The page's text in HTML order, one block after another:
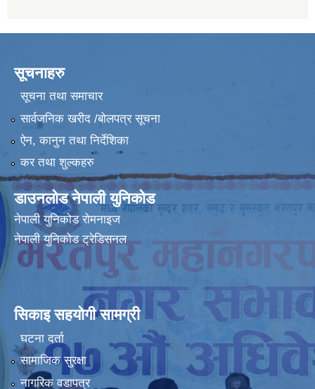
सूचनाहरु
सूचना तथा समाचार
सार्वजनिक खरीद /बोलपत्र सूचना
ऐन, कानुन तथा निर्देशिका
कर तथा शुल्कहरु
डाउनलोड नेपाली युनिकोड
नेपाली युनिकोड रोमनाइज
नेपाली युनिकोड ट्रेडिसनल
सिकाइ सहयोगी सामग्री
घटना दर्ता
सामाजिक सुरक्षा
नागरिक वडापत्र